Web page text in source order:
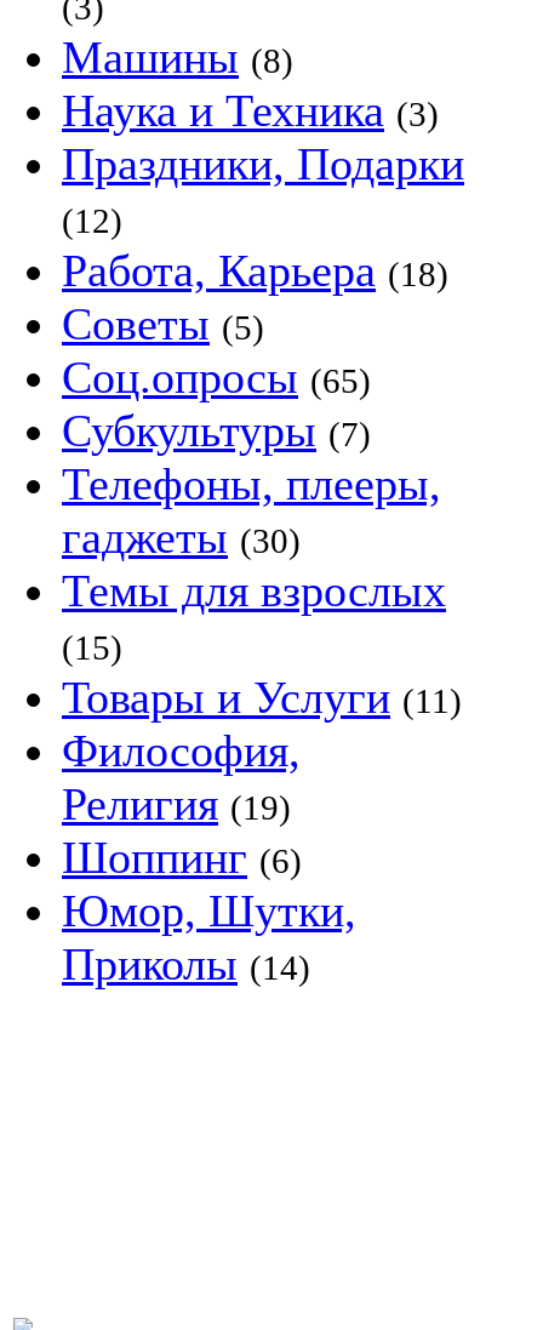
Машины (8)
Наука и Техника (3)
Праздники, Подарки
(12)
Работа, Карьера (18)
Советы (5)
Соц.опросы (65)
Субкультуры (7)
Телефоны, плееры,
гаджеты (30)
Темы для взрослых
(15)
Товары и Услуги (11)
Философия,
Религия (19)
Шоппинг (6)
Юмор, Шутки,
Приколы (14)